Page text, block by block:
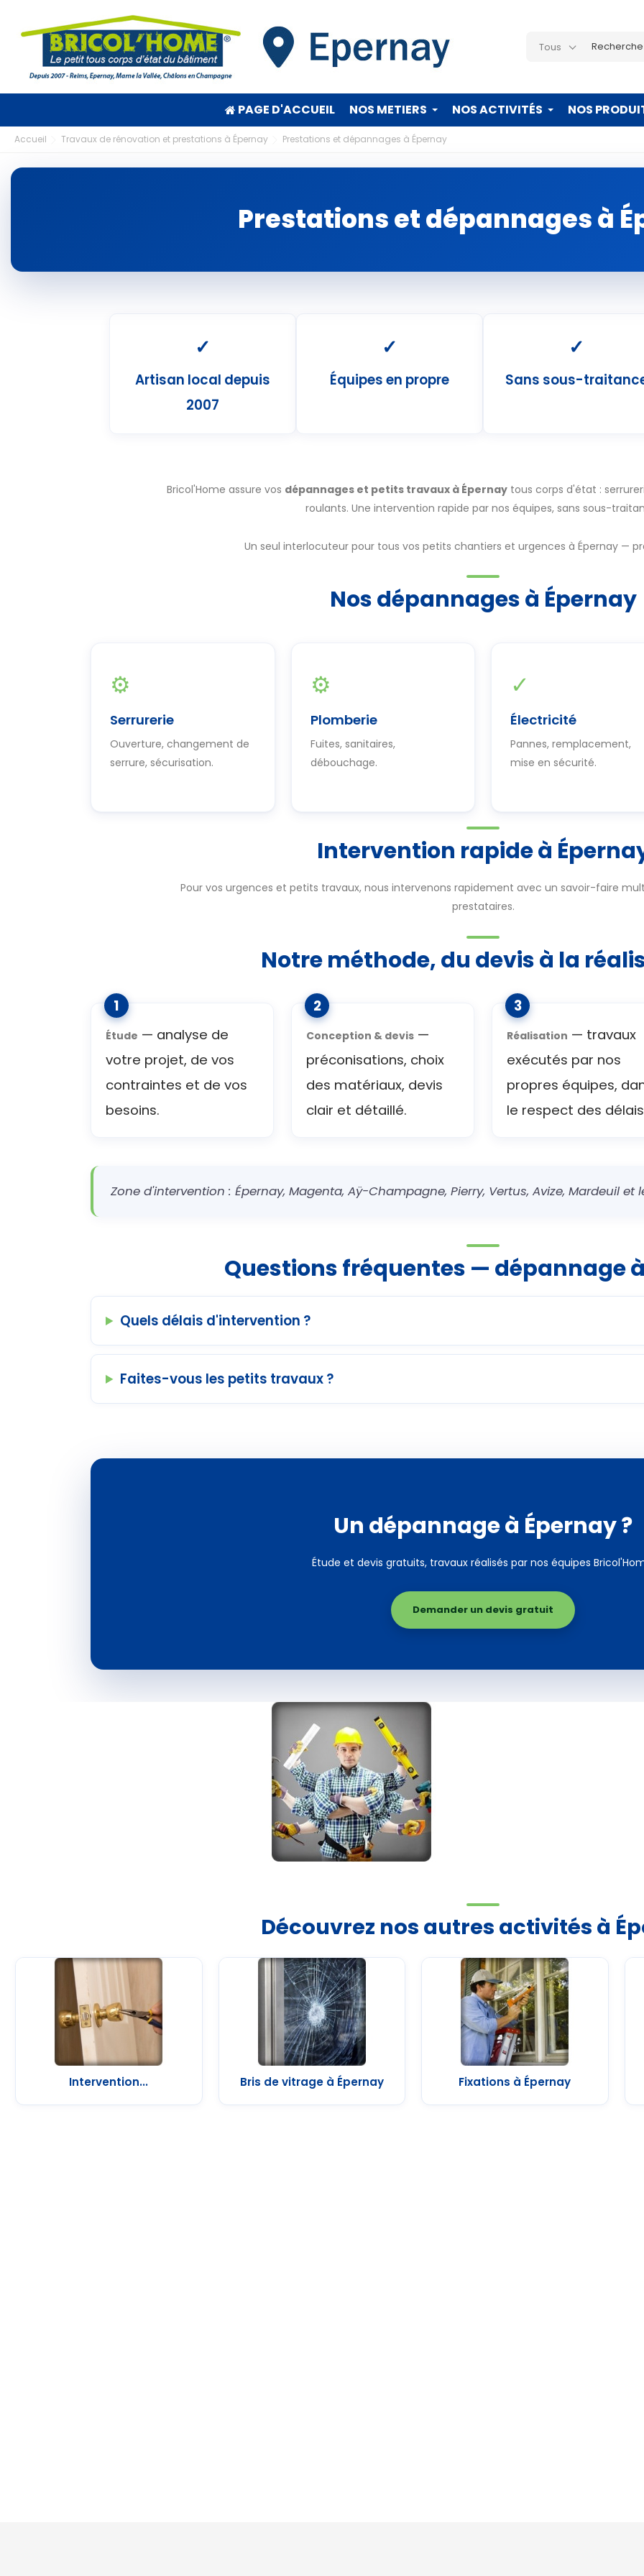
Tous
PAGE D'ACCUEIL NOS METIERS NOS ACTIVITÉS NOS
Accueil Travaux de rénovation et prestations à Épernay Prestations et dépannages à Épernay
Prestations et dépannages à
✓
Artisan local depuis
2007
✓
Équipes en propre
✓
Sans sous-
Bricol'Home assure vos dépannages et petits travaux à Épernay tous corps d'état :
roulants. Une intervention rapide par nos équipes, sans sous-
Un seul interlocuteur pour tous vos petits chantiers et urgences à Épernay —
Nos dépannages à Épernay
⚙
Serrurerie
Ouverture, changement de
serrure, sécurisation.
⚙
Plomberie
Fuites, sanitaires,
débouchage.
✓
Électricité
Pannes, remplacement,
mise en sécurité.
Intervention rapide à
Pour vos urgences et petits travaux, nous intervenons rapidement avec un savoir-faire
prestataires.
Notre méthode, du devis à la
Étude — analyse de
votre projet, de vos
contraintes et de vos
besoins.
Conception & devis —
préconisations, choix
des matériaux, devis
clair et détaillé.
Réalisation — travaux
exécutés par nos
propres équipes,
le respect des
Zone d'intervention : Épernay, Magenta, Aÿ-Champagne, Pierry, Vertus, Avize, Mardeuil et
Questions fréquentes — dépannage
Quels délais d'intervention ?
Faites-vous les petits travaux ?
Un dépannage à Épernay ?
Étude et devis gratuits, travaux réalisés par nos équipes
Demander un devis gratuit
Découvrez nos autres activités à
Intervention... Bris de vitrage à Épernay Fixations à Épernay